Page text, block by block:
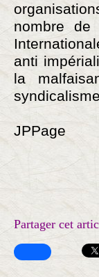
nombre de
anti
la
JPPage
Partager cet